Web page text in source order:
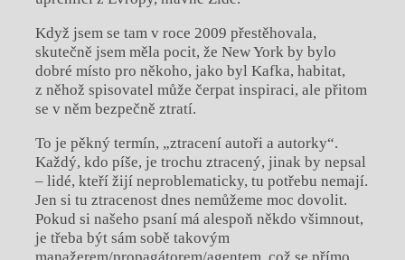
Když jsem se tam v roce 2009 přestěhovala,
skutečně jsem měla pocit, že New York by bylo
dobré místo pro někoho, jako byl Kafka, habitat,
z něhož spisovatel může čerpat inspiraci, ale přitom
se v něm bezpečně ztratí.
To je pěkný termín, „ztracení autoři a autorky“.
Každý, kdo píše, je trochu ztracený, jinak by nepsal
– lidé, kteří žijí neproblematicky, tu potřebu nemají.
Jen si tu ztracenost dnes nemůžeme moc dovolit.
Pokud si našeho psaní má alespoň někdo všimnout,
je třeba být sám sobě takovým